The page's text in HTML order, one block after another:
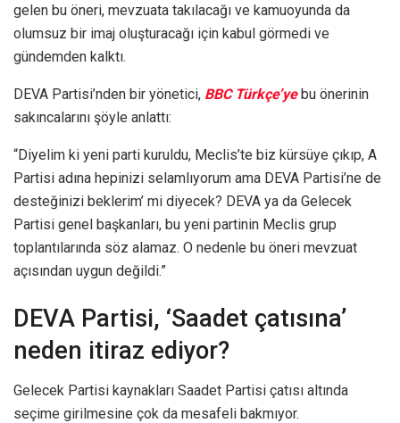
gelen bu öneri, mevzuata takılacağı ve kamuoyunda da
olumsuz bir imaj oluşturacağı için kabul görmedi ve
gündemden kalktı.
DEVA Partisi’nden bir yönetici, BBC Türkçe’yebu önerinin
sakıncalarını şöyle anlattı:
“Diyelim ki yeni parti kuruldu, Meclis’te biz kürsüye çıkıp, A
Partisi adına hepinizi selamlıyorum ama DEVA Partisi’ne de
desteğinizi beklerim’ mi diyecek? DEVA ya da Gelecek
Partisi genel başkanları, bu yeni partinin Meclis grup
toplantılarında söz alamaz. O nedenle bu öneri mevzuat
açısından uygun değildi.”
DEVA Partisi, ‘Saadet çatısına’
neden itiraz ediyor?
Gelecek Partisi kaynakları Saadet Partisi çatısı altında
seçime girilmesine çok da mesafeli bakmıyor.